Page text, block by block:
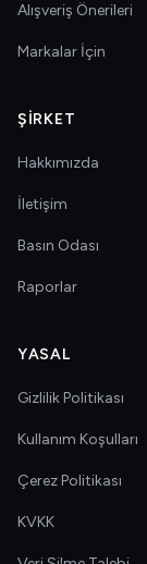
Alışveriş Önerileri
Markalar İçin
ŞIRKET
Hakkımızda
İletişim
Basın Odası
Raporlar
YASAL
Gizlilik Politikası
Kullanım Koşulları
Çerez Politikası
KVKK